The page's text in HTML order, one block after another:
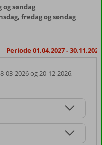
og søndag
fredag og søndag
Periode 01.04.2027 - 30.11.2027
2026 og 20-12-2026,